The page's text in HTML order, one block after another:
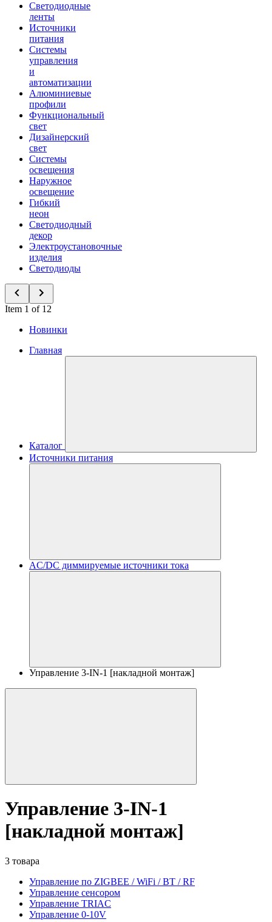
Светодиодные
ленты
Источники
питания
Системы
управления
и
автоматизации
Алюминиевые
профили
Функциональный
свет
Дизайнерский
свет
Системы
освещения
Наружное
освещение
Гибкий
неон
Светодиодный
декор
Электроустановочные
изделия
Светодиоды
Item 1 of 12
Новинки
Главная
Каталог
Источники питания
AC/DC диммируемые источники тока
Управление 3-IN-1 [накладной монтаж]
Управление 3-IN-1
[накладной монтаж]
3 товара
Управление по ZIGBEE / WiFi / BT / RF
Управление сенсором
Управление TRIAC
Управление 0-10V